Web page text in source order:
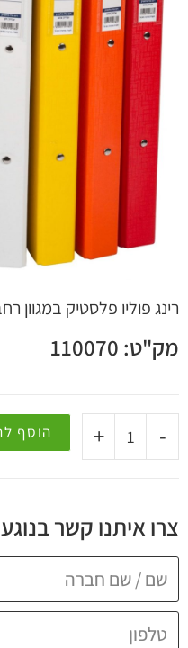
מונחים
רינג פוליו פלסטיק במגוון רחב
מק"ט: 110070
-
+ הוסף
צרו איתנו קשר